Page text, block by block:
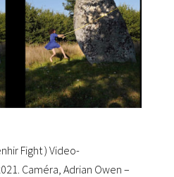
Fight ) Video-
Caméra, Adrian Owen –